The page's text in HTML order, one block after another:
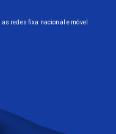
redes fixa nacional e móvel